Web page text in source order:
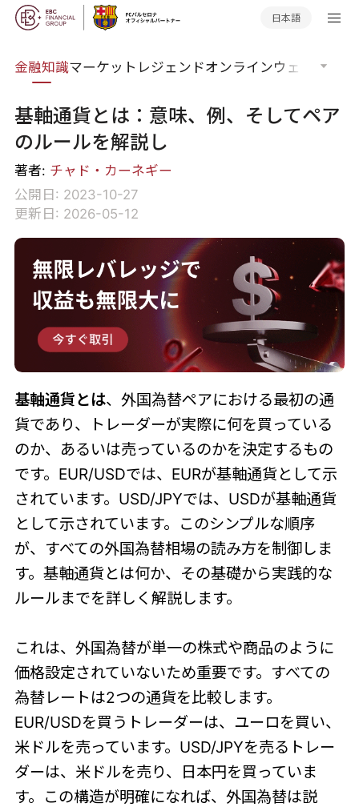
日本語
金融知識マーケットレジェンドオンラインウェビナー
基軸通貨とは：意味、例、そしてペア
のルールを解説し
著者: チャド・カーネギー
公開日: 2023-10-27
更新日: 2026-05-12
基軸通貨とは、外国為替ペアにおける最初の通
貨であり、トレーダーが実際に何を買っている
のか、あるいは売っているのかを決定するもの
です。EUR/USDでは、EURが基軸通貨として示
されています。USD/JPYでは、USDが基軸通貨
として示されています。このシンプルな順序
が、すべての外国為替相場の読み方を制御しま
す。基軸通貨とは何か、その基礎から実践的な
ルールまでを詳しく解説します。
これは、外国為替が単一の株式や商品のように
価格設定されていないため重要です。すべての
為替レートは2つの通貨を比較します。
EUR/USDを買うトレーダーは、ユーロを買い、
米ドルを売っています。USD/JPYを売るトレー
ダーは、米ドルを売り、日本円を買っていま
す。この構造が明確になれば、外国為替は説